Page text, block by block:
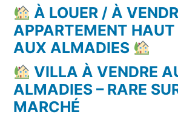
À LOUER / À
APPARTEMENT
AUX ALMADIES
VILLA À VENDRE
ALMADIES – RARE
MARCHÉ